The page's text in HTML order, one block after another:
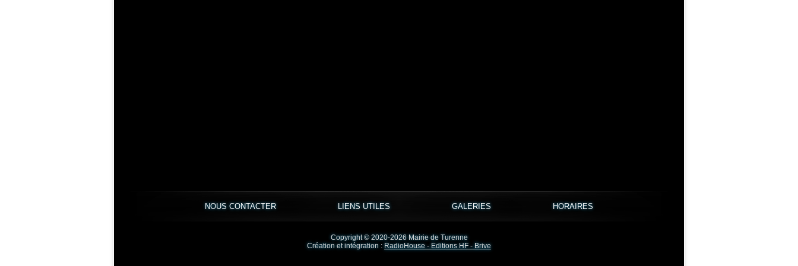
NOUS CONTACTER LIENS UTILES GALERIES HORAIRES
Copyright © 2020-2026 Mairie de Turenne
Création et intégration : RadioHouse - Editions HF - Brive